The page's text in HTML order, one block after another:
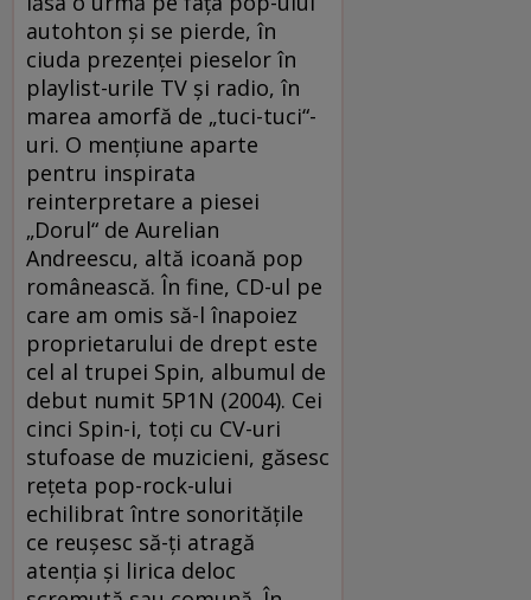
autohton şi se pierde, în
ciuda prezenţei pieselor în
playlist-urile TV şi radio, în
marea amorfă de „tuci-tuci“-
uri. O menţiune aparte
pentru inspirata
reinterpretare a piesei
„Dorul“ de Aurelian
Andreescu, altă icoană pop
românească. În fine, CD-ul pe
care am omis să-l înapoiez
proprietarului de drept este
cel al trupei Spin, albumul de
debut numit 5P1N (2004). Cei
cinci Spin-i, toţi cu CV-uri
stufoase de muzicieni, găsesc
reţeta pop-rock-ului
echilibrat între sonorităţile
ce reuşesc să-ţi atragă
atenţia şi lirica deloc